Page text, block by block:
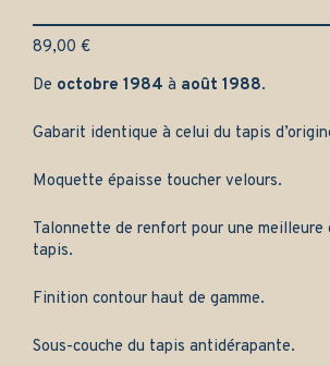
89,00 €
De octobre 1984 à août 1988.
Gabarit identique à celui du tapis
Moquette épaisse toucher velours.
Talonnette de renfort pour une meilleure
tapis.
Finition contour haut de gamme.
Sous-couche du tapis antidérapante.